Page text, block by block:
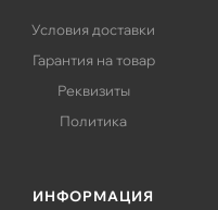
Условия доставки
Гарантия на товар
Реквизиты
Политика
ИНФОРМАЦИЯ